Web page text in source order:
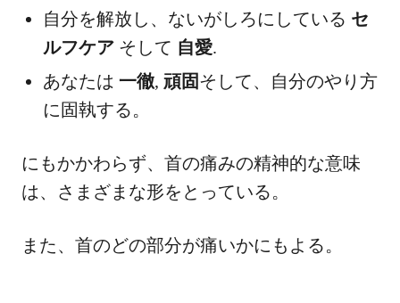
自分を解放し、ないがしろにしている セ
ルフケア そして 自愛.
あなたは 一徹, 頑固そして、自分のやり方
に固執する。
にもかかわらず、首の痛みの精神的な意味
は、さまざまな形をとっている。
また、首のどの部分が痛いかにもよる。